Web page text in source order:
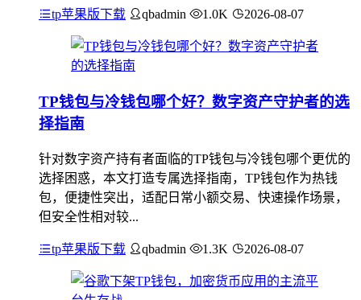
tp苹果版下载 qbadmin 1.0K 2026-08-07
TP钱包与冷钱包哪个好？数字资产守护者的选
择指南
针对数字资产持有者面临的TP钱包与冷钱包哪个更优的
选择困惑，本文打造专属选择指南，TP钱包作为热钱
包，便捷性突出，适配日常小额交易、快速操作场景，
但安全性相对较...
tp苹果版下载 qbadmin 1.3K 2026-08-07